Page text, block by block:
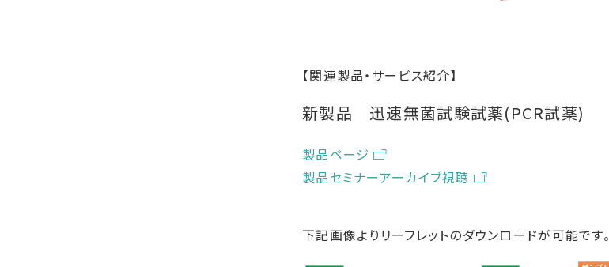
【関連製品・サービス紹介】
新製品 迅速無菌試験試薬(PCR試薬)
製品ページ
製品セミナーアーカイブ視聴
下記画像よりリーフレットのダウンロードが可能です。